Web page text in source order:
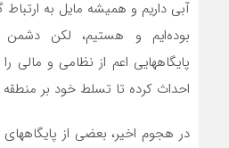
آبی داریم و همیشه مایل به ارتباط
بوده‌ایم و هستیم، لکن دشمن
پایگاههایی اعم از نظامی و مالی
احداث کرده تا تسلط خود بر منطقه
در هجوم اخیر، بعضی از پایگاههای